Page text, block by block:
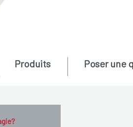
Produits Poser une